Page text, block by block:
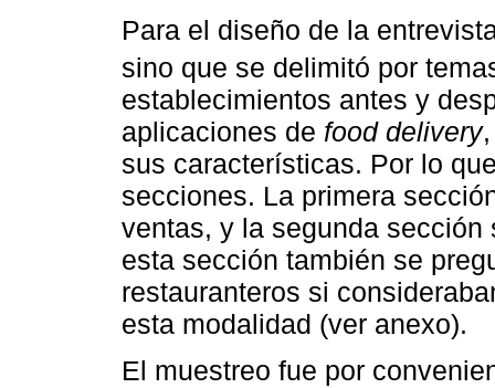
Para el diseño de la
sino que se delimitó por
establecimientos antes y
aplicaciones de food delivery
sus características. Por lo
secciones. La primera
ventas, y la segunda
esta sección también se
restauranteros si
esta modalidad (ver anexo).
El muestreo fue por